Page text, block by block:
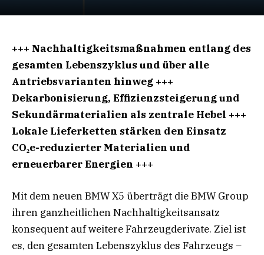
+++ Nachhaltigkeitsmaßnahmen entlang des
gesamten Lebenszyklus und über alle
Antriebsvarianten hinweg +++
Dekarbonisierung, Effizienzsteigerung und
Sekundärmaterialien als zentrale Hebel +++
Lokale Lieferketten stärken den Einsatz
CO₂e-reduzierter Materialien und
erneuerbarer Energien +++
Mit dem neuen BMW X5 überträgt die BMW Group
ihren ganzheitlichen Nachhaltigkeitsansatz
konsequent auf weitere Fahrzeugderivate. Ziel ist
es, den gesamten Lebenszyklus des Fahrzeugs –